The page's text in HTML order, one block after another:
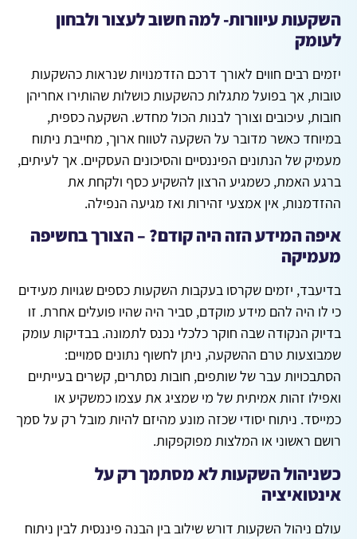
השקעות עיוורות- למה חשוב לעצור ולבחון
לעומק
יזמים רבים חווים לאורך דרכם הזדמנויות שנראות כהשקעות
טובות, אך בפועל מתגלות כהשקעות כושלות שהותירו אחריהן
חובות, עיכובים וצורך לבנות הכול מחדש. השקעה כספית,
במיוחד כאשר מדובר על השקעה לטווח ארוך, מחייבת ניתוח
מעמיק של הנתונים הפיננסיים והסיכונים העסקיים. אך לעיתים,
ברגע האמת, כשמגיע הרצון להשקיע כסף ולקחת את
ההזדמנות, אין אמצעי זהירות ואז מגיעה הנפילה.
איפה המידע הזה היה קודם? – הצורך בחשיפה
מעמיקה
בדיעבד, יזמים שקרסו בעקבות השקעות כספים שגויות מעידים
כי לו היה להם מידע מוקדם, סביר היה שהיו פועלים אחרת. זו
בדיוק הנקודה שבה חוקר כלכלי נכנס לתמונה. בבדיקות עומק
שמבוצעות טרם ההשקעה, ניתן לחשוף נתונים סמויים:
הסתבכויות עבר של שותפים, חובות נסתרים, קשרים בעייתיים
ואפילו זהות אמיתית של מי שמציג את עצמו כמשקיע או
כמייסד. ניתוח יסודי שכזה מונע מהיזם להיות מובל רק על סמך
רושם ראשוני או המלצות מפוקפקות.
כשניהול השקעות לא מסתמך רק על
אינטואיציה
עולם ניהול השקעות דורש שילוב בין הבנה פיננסית לבין ניתוח